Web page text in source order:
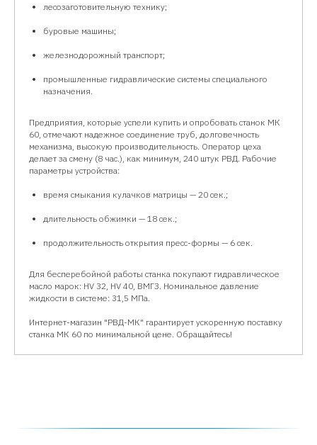
лесозаготовительную технику;
буровые машины;
железнодорожный транспорт;
промышленные гидравлические системы специального
назначения.
Предприятия, которые успели купить и опробовать станок МК
60, отмечают надежное соединение труб, долговечность
механизма, высокую производительность. Оператор цеха
делает за смену (8 час.), как минимум, 240 штук РВД. Рабочие
параметры устройства:
время смыкания кулачков матрицы — 20 сек.;
длительность обжимки — 18 сек.;
продолжительность открытия пресс-формы — 6 сек.
Для бесперебойной работы станка покупают гидравлическое
масло марок: HV 32, HV 40, ВМГЗ. Номинальное давление
жидкости в системе: 31,5 МПа.
Интернет-магазин "РВД-МК" гарантирует ускоренную поставку
станка МК 60 по минимальной цене. Обращайтесь!